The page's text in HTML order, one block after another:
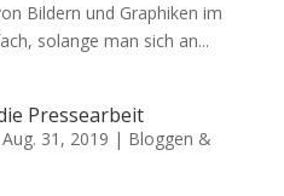
Bildern und Graphiken im
solange man sich an...
Pressearbeit
Aug. 31, 2019 | Bloggen &